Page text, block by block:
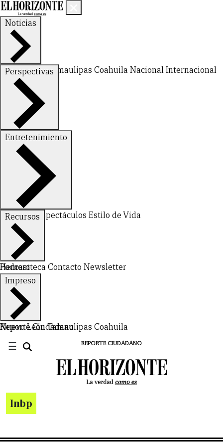
Noticias
Nuevo LeónTamaulipas Coahuila NacionalInternacional
Perspectivas
FinanzasOpinión
Entretenimiento
DeportesEspectáculos Estilo de Vida
Recursos
Hemeroteca Contacto Newsletter
Podcast
Impreso
Nuevo LeónTamaulipas Coahuila
Reporte Ciudadano
☰ REPORTE CIUDADANO
lnbp